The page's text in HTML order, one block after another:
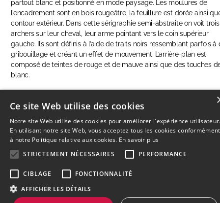
partout blanc et positionné en mode paysage. Les moulures de
l’encadrement sont en bois rougeâtre, la feuillure est dorée ainsi
contour extérieur. Dans cette sérigraphie semi-abstraite on voit trois
archers sur leur cheval, leur arme pointant vers le coin supérieur
gauche. Ils sont définis à l’aide de traits noirs ressemblant parfois à
gribouillage et créant un effet de mouvement. L’arrière-plan est
composé de teintes de rouge et de mauve ainsi que des touches
blanc.
© 2026 L'Artothèque
Ce site Web utilise des cookies
Notre site Web utilise des cookies pour améliorer l'expérience
En utilisant notre site Web, vous acceptez tous les cookies conformément
à notre Politique relative aux cookies. En savoir plus
STRICTEMENT NÉCESSAIRES
PERFORMANCE
CIBLAGE
FONCTIONNALITÉ
AFFICHER LES DÉTAILS